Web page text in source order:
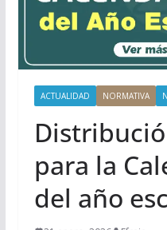
ACTUALIDAD NORMATIVA
para la
del año